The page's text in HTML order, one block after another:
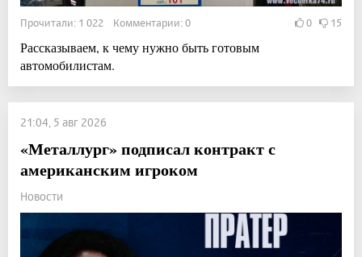
Прочитали: 1 022 Комментарии: 0 0 15
Рассказываем, к чему нужно быть готовым
автомобилистам.
21:04, 5 авг 2026
«Металлург» подписал контракт с
американским игроком
Новости